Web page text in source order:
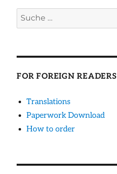
Suche
nach:
FOR FOREIGN READERS
Translations
Paperwork Download
How to order